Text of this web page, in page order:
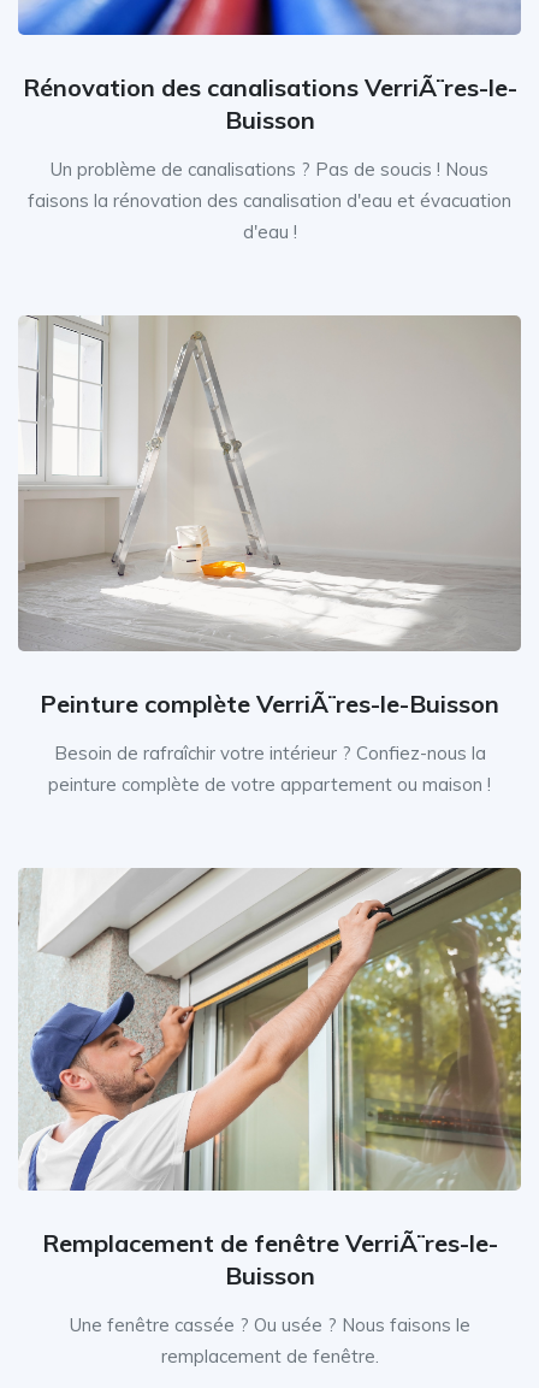
Rénovation des canalisations VerriÃ¨res-le-
Buisson
Un problème de canalisations ? Pas de soucis ! Nous
faisons la rénovation des canalisation d'eau et évacuation
d'eau !
Peinture complète VerriÃ¨res-le-Buisson
Besoin de rafraîchir votre intérieur ? Confiez-nous la
peinture complète de votre appartement ou maison !
Remplacement de fenêtre VerriÃ¨res-le-
Buisson
Une fenêtre cassée ? Ou usée ? Nous faisons le
remplacement de fenêtre.